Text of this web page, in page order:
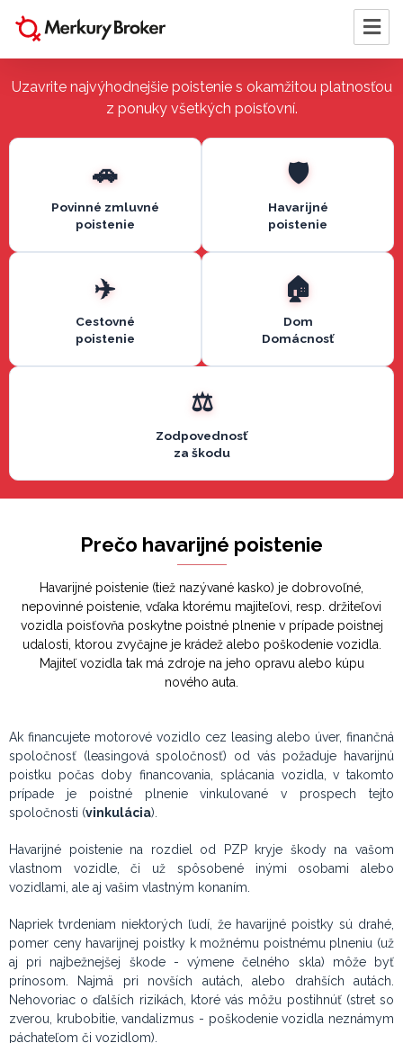
Uzavrite najvýhodnejšie poistenie s okamžitou platnosťou
z ponuky všetkých poisťovní.
Povinné zmluvné
poistenie
Havarijné
poistenie
Cestovné
poistenie
Dom
Domácnosť
Zodpovednosť
za škodu
Prečo havarijné poistenie
Havarijné poistenie (tiež nazývané kasko) je dobrovoľné,
nepovinné poistenie, vďaka ktorému majiteľovi, resp. držiteľovi
vozidla poisťovňa poskytne poistné plnenie v prípade poistnej
udalosti, ktorou zvyčajne je krádež alebo poškodenie vozidla.
Majiteľ vozidla tak má zdroje na jeho opravu alebo kúpu
nového auta.
Ak financujete motorové vozidlo cez leasing alebo úver, finančná
spoločnosť (leasingová spoločnosť) od vás požaduje havarijnú
poistku počas doby financovania, splácania vozidla, v takomto
prípade je poistné plnenie vinkulované v prospech tejto
spoločnosti (vinkulácia).
Havarijné poistenie na rozdiel od PZP kryje škody na vašom
vlastnom vozidle, či už spôsobené inými osobami alebo
vozidlami, ale aj vašim vlastným konaním.
Napriek tvrdeniam niektorých ľudí, že havarijné poistky sú drahé,
pomer ceny havarijnej poistky k možnému poistnému plneniu (už
aj pri najbežnejšej škode - výmene čelného skla) môže byť
prínosom. Najmä pri novších autách, alebo drahších autách.
Nehovoriac o ďalších rizikách, ktoré vás môžu postihnúť (stret so
zverou, krubobitie, vandalizmus - poškodenie vozidla neznámym
páchateľom či vozidlom).